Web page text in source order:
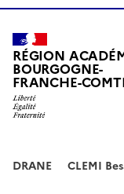
RÉGION
BOURGOGNE-
FRANCHE-
DRANE CLEMI